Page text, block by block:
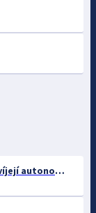
Fly4Future a Jihočeská univerzita vyvíjejí autonomní systém pro záchranu srnčat při senoseči